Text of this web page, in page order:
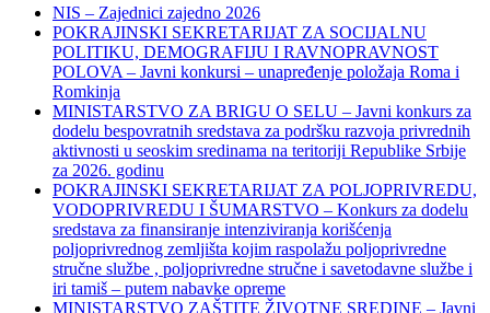
NIS – Zajednici zajedno 2026
POKRAJINSKI SEKRETARIJAT ZA SOCIJALNU
POLITIKU, DEMOGRAFIJU I RAVNOPRAVNOST
POLOVA – Javni konkursi – unapređenje položaja Roma i
Romkinja
MINISTARSTVO ZA BRIGU O SELU – Javni konkurs za
dodelu bespovratnih sredstava za podršku razvoja privrednih
aktivnosti u seoskim sredinama na teritoriji Republike Srbije
za 2026. godinu
POKRAJINSKI SEKRETARIJAT ZA POLJOPRIVREDU,
VODOPRIVREDU I ŠUMARSTVO – Konkurs za dodelu
sredstava za finansiranje intenziviranja korišćenja
poljoprivrednog zemljišta kojim raspolažu poljoprivredne
stručne službe , poljoprivredne stručne i savetodavne službe i
iri tamiš ‒ putem nabavke opreme
MINISTARSTVO ZAŠTITE ŽIVOTNE SREDINE – Javni